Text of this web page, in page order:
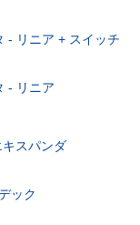
- リニア + スイッチ
- リニア
スパンダ
ック